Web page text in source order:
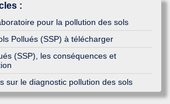
:
pour la pollution des sols
Pollués (SSP) à télécharger
(SSP), les conséquences et
sur le diagnostic pollution des sols